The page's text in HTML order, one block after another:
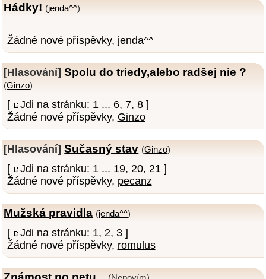
Hádky! (jenda^^)
Žádné nové příspěvky, jenda^^
[Hlasování] Spolu do triedy,alebo radšej nie ?
(Ginzo)
[ Jdi na stránku: 1 ... 6, 7, 8]
Žádné nové příspěvky, Ginzo
[Hlasování] Sučasný stav (Ginzo)
[ Jdi na stránku: 1... 19, 20, 21]
Žádné nové příspěvky, pecanz
Mužská pravidla (jenda^^)
[ Jdi na stránku: 1, 2, 3]
Žádné nové příspěvky, romulus